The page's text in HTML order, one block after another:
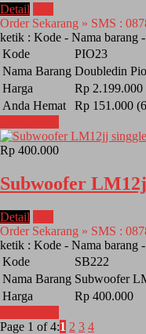
Detail
Order Sekarang » SMS :
ketik : Kode - Nama barang
Kode
PIO23
Nama Barang Doubledin
Harga
Rp 2.199.000
Anda Hemat
Rp 151.000
Rp 400.000
Subwoofer
Detail
Order Sekarang » SMS :
ketik : Kode - Nama barang
Kode
SB222
Nama Barang Subwoofer
Harga
Rp 400.000
Page 1 of 4:1 2 3 4